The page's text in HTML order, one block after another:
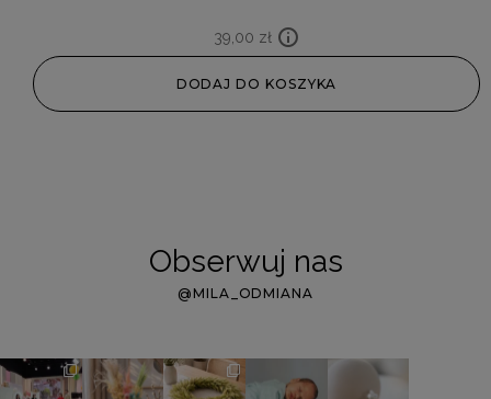
39,00 zł
DODAJ DO KOSZYKA
Obserwuj nas
@MILA_ODMIANA